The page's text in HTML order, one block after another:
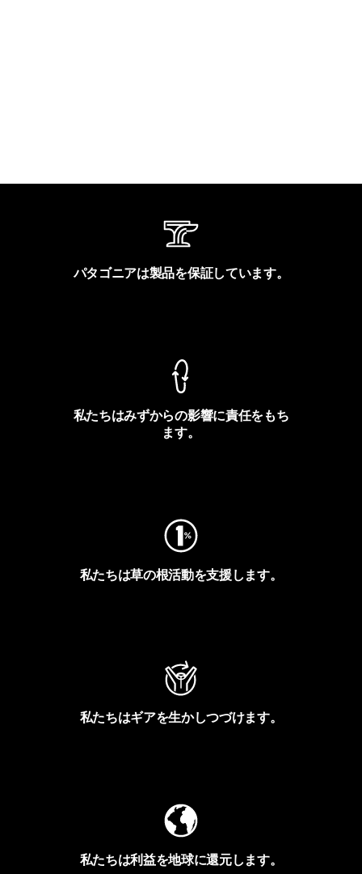
パタゴニアは製品を保証しています。
私たちはみずからの影響に責任をもち
ます。
私たちは草の根活動を支援します。
私たちはギアを生かしつづけます。
私たちは利益を地球に還元します。